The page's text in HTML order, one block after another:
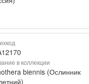
в коллекции
biennis (Ослинник